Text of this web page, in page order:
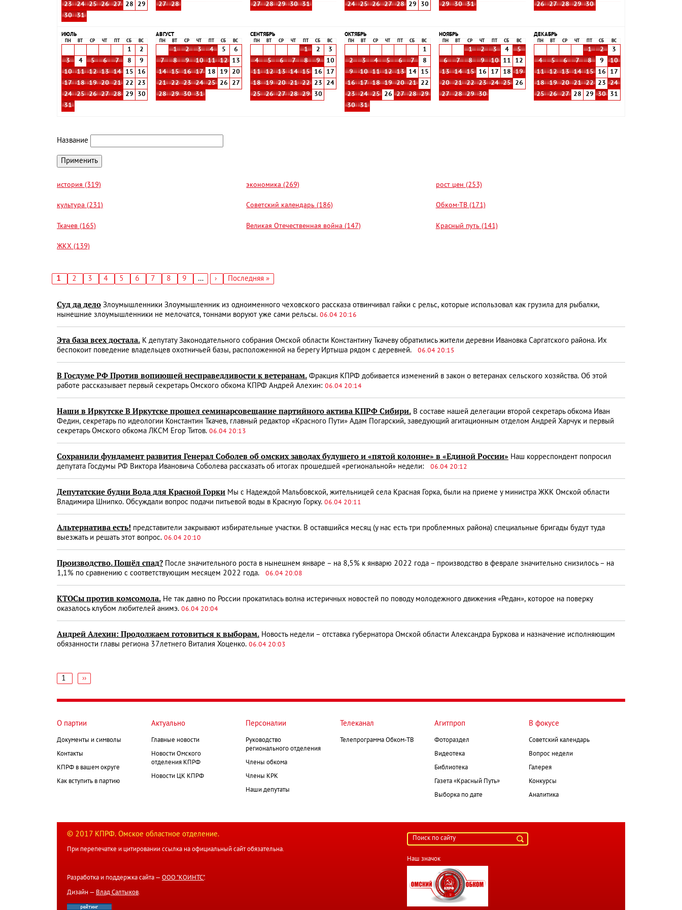
23
24 25 26 27 28
29
30
31
27
28
27
28 29 30 31
24
25 26 27 28 29 30
29
30 31
26
27 28 29 30
ИЮЛЬ
ПН ВТ СР ЧТ СБ ВС
1
2
3
4 5 6 7 8
9
10
11 12 13 14 15
16
17
18 19 20 21 22
23
24
25 26 27 28 29
30
31
АВГУСТ
ПН ВТ СР ЧТ СБ ВС
1 2 3 4 5
6
7
8 9 10 11 12
13
14
15 16 17 18 19
20
21
22 23 24 25 26
27
28
29 30 31
СЕНТЯБРЬ
ПН ВТ СР ЧТ СБ ВС
1 2
3
4
5 6 7 8 9
10
11
12 13 14 15 16
17
18
19 20 21 22 23
24
25
26 27 28 29 30
ОКТЯБРЬ
ПН ВТ СР ЧТ СБ ВС
1
2
3 4 5 6 7
8
9
10 11 12 13 14
15
16
17 18 19 20 21
22
23
24 25 26 27 28
29
30
31
НОЯБРЬ
ПН ВТ СР ЧТ СБ ВС
1 2 3 4
5
6
7 8 9 10 11
12
13
14 15 16 17 18
19
20
21 22 23 24 25
26
27
28 29 30
ДЕКАБРЬ
ПН ВТ СР ЧТ СБ ВС
1 2
3
4
5 6 7 8 9
10
11
12 13 14 15 16
17
18
19 20 21 22 23
24
25
26 27 28 29 30 31
Название
история (319) экономика (269) рост цен (253)
культура (231) Советский календарь (186) Обком-ТВ (171)
Ткачев (165) Великая Отечественная война (147) Красный путь (141)
ЖКХ (139)
Текущая
1 Страница
2 Страница
3 Страница
4 Страница
5 Страница
6 Страница
7 Страница
8 Страница
9 …
Следующая
›
Последняя
Последняя »
Суд да дело Злоумышленники Злоумышленник из одноименного чеховского рассказа отвинчивал гайки с рельс, которые использовал как грузила для рыбалки,
нынешние злоумышленники не мелочатся, тоннами воруют уже сами рельсы. 06.04 20:16
Эта база всех достала. К депутату Законодательного собрания Омской области Константину Ткачеву обратились жители деревни Ивановка Саргатского района. Их
беспокоит поведение владельцев охотничьей базы, расположенной на берегу Иртыша рядом с деревней. 06.04 20:15
В Госдуме РФ Против вопиющей несправедливости к ветеранам. Фракция КПРФ добивается изменений в закон о ветеранах сельского хозяйства. Об этой
работе рассказывает первый секретарь Омского обкома КПРФ Андрей Алехин: 06.04 20:14
Наши в Иркутске В Иркутске прошел семинар­совещание партийного актива КПРФ Сибири. В составе нашей делегации второй секретарь обкома Иван
Федин, секретарь по идеологии Константин Ткачев, главный редактор «Красного Пути» Адам Погарский, заведующий агитационным отделом Андрей Харчук и первый
секретарь Омского обкома ЛКСМ Егор Титов. 06.04 20:13
Сохранили фундамент развития Генерал Соболев об омских заводах будущего и «пятой колонне» в «Единой России» Наш корреспондент попросил
депутата Госдумы РФ Виктора Ивановича Соболева рассказать об итогах прошедшей «региональной» недели: 06.04 20:12
Депутатские будни Вода для Красной Горки Мы с Надеждой Мальбовской, жительницей села Красная Горка, были на приеме у министра ЖКК Омской области
Владимира Шнипко. Обсуждали вопрос подачи питьевой воды в Красную Горку. 06.04 20:11
Альтернатива есть! представители закрывают избирательные участки. В оставшийся месяц (у нас есть три проблемных района) специальные бригады будут туда
выезжать и решать этот вопрос. 06.04 20:10
Производство. Пошёл спад? После значительного роста в нынешнем январе – на 8,5% к январю 2022 года – производство в феврале значительно снизилось – на
1,1% по сравнению с соответствующим месяцем 2022 года. 06.04 20:08
КТОСы против комсомола. Не так давно по России прокатилась волна истеричных новостей по поводу молодежного движения «Редан», которое на поверку
оказалось клубом любителей анимэ. 06.04 20:04
Андрей Алехин: Продолжаем готовиться к выборам. Новость недели – отставка губернатора Омской области Александра Буркова и назначение исполняющим
обязанности главы региона 37­летнего Виталия Хоценко. 06.04 20:03
страниц
1
Следующая
››
О партии
Документы и символы
Контакты
КПРФ в вашем округе
Как вступить в партию
Актуально
Главные новости
Новости Омского
отделения КПРФ
Новости ЦК КПРФ
Персоналии
Руководство
регионального отделения
Члены обкома
Члены КРК
Наши депутаты
Телеканал
Телепрограмма Обком-ТВ
Агитпроп
Фотораздел
Видеотека
Библиотека
Газета «Красный Путь»
Выборка по дате
В фокусе
Советский календарь
Вопрос недели
Галерея
Конкурсы
Аналитика
© 2017 КПРФ. Омское областное отделение.
При перепечатке и цитировании ссылка на официальный сайт обязательна.
Разработка и поддержка сайта — ООО "КОИНТС".
Дизайн — Влад Салтыков.
Наш значок